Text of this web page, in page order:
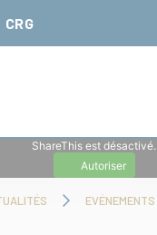
EVÉNEMENTS
ShareThis est désactivé.
Autoriser